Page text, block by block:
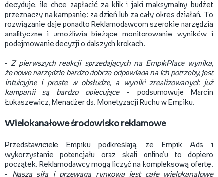
decyduje, ile chce zapłacić za klik i jaki maksymalny budżet
przeznaczy na kampanię: za dzień lub za cały okres działań. To
rozwiązanie daje ponadto Reklamodawcom szerokie narzędzia
analityczne i umożliwia bieżące monitorowanie wyników i
podejmowanie decyzji o dalszych krokach.
-Z pierwszych reakcji sprzedających na EmpikPlace wynika,
że nowe narzędzie bardzo dobrze odpowiada na ich potrzeby, jest
intuicyjne i proste w obsłudze, a wyniki zrealizowanych już
kampanii są bardzo obiecujące– podsumowuje Marcin
Łukaszewicz, Menadżer ds. Monetyzacji Ruchu w Empiku.
Wielokanałowe środowisko reklamowe
Przedstawiciele Empiku podkreślają, że Empik Ads i
wykorzystanie potencjału oraz skali online’u to dopiero
początek. Reklamodawcy mogą liczyć na kompleksową ofertę.
- Naszą siłą i przewagą rynkową jest całe wielokanałowe